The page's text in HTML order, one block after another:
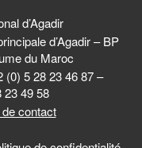
d’Agadir
d’Agadir – BP
du Maroc
(0) 5 28 23 46 87 –
23 49 58
contact